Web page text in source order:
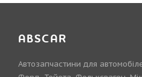
ABSCAR
Автозапчастини для